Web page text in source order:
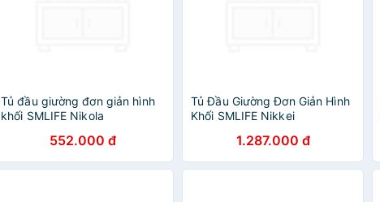
Tủ đầu giường đơn giản hình
khối SMLIFE Nikola
552.000 đ
Tủ Đầu Giường Đơn Giản Hình
Khối SMLIFE Nikkei
1.287.000 đ